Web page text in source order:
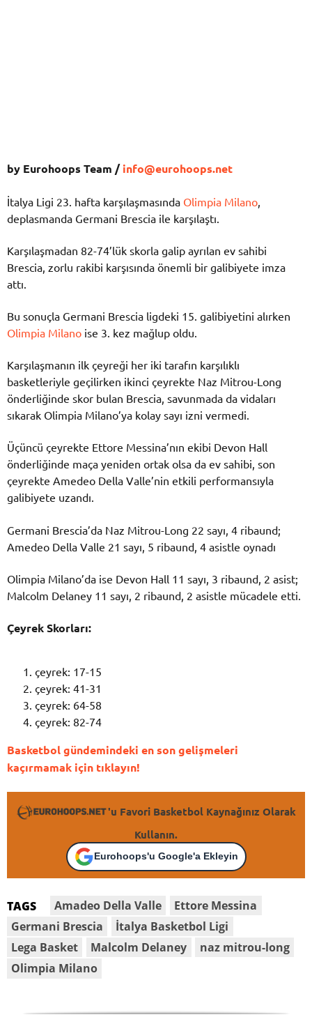
by Eurohoops Team /info@eurohoops.net
İtalya Ligi 23. hafta karşılaşmasında Olimpia Milano
deplasmanda Germani Brescia ile karşılaştı.
Karşılaşmadan 82-74’lük skorla galip ayrılan ev sahibi
Brescia, zorlu rakibi karşısında önemli bir galibiyete imza
attı.
Bu sonuçla Germani Brescia ligdeki 15. galibiyetini alırken
Olimpia Milano ise 3. kez mağlup oldu.
Karşılaşmanın ilk çeyreği her iki tarafın karşılıklı
basketleriyle geçilirken ikinci çeyrekte Naz Mitrou-Long
önderliğinde skor bulan Brescia, savunmada da vidaları
sıkarak Olimpia Milano’ya kolay sayı izni vermedi.
Üçüncü çeyrekte Ettore Messina’nın ekibi Devon Hall
önderliğinde maça yeniden ortak olsa da ev sahibi, son
çeyrekte Amedeo Della Valle’nin etkili performansıyla
galibiyete uzandı.
Germani Brescia’da Naz Mitrou-Long 22 sayı, 4 ribaund;
Amedeo Della Valle 21 sayı, 5 ribaund, 4 asistle oynadı
Olimpia Milano’da ise Devon Hall 11 sayı, 3 ribaund, 2 asist;
Malcolm Delaney 11 sayı, 2 ribaund, 2 asistle mücadele etti.
Çeyrek Skorları:
çeyrek: 17-15
çeyrek: 41-31
çeyrek: 64-58
çeyrek: 82-74
Basketbol gündemindeki en son gelişmeleri
kaçırmamak için tıklayın!
'u Favori Basketbol Kaynağınız Olarak
Kullanın.
Eurohoops'u Google'a Ekleyin
TAGS Amadeo Della Valle
Ettore Messina
Germani Brescia
İtalya Basketbol Ligi
Lega Basket
Malcolm Delaney
naz mitrou-long
Olimpia Milano